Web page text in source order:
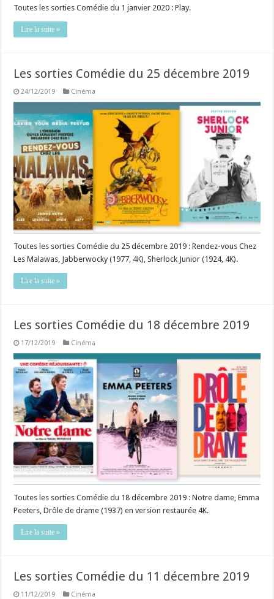
Toutes les sorties Comédie du 1 janvier 2020 : Play.
Lire la suite »
Les sorties Comédie du 25 décembre 2019
24/12/2019 Cinéma
Toutes les sorties Comédie du 25 décembre 2019 : Rendez-vous Chez
Les Malawas, Jabberwocky (1977, 4K), Sherlock Junior (1924, 4K).
Lire la suite »
Les sorties Comédie du 18 décembre 2019
17/12/2019 Cinéma
Toutes les sorties Comédie du 18 décembre 2019 : Notre dame, Emma
Peeters, Drôle de drame (1937) en version restaurée 4K.
Lire la suite »
Les sorties Comédie du 11 décembre 2019
11/12/2019 Cinéma